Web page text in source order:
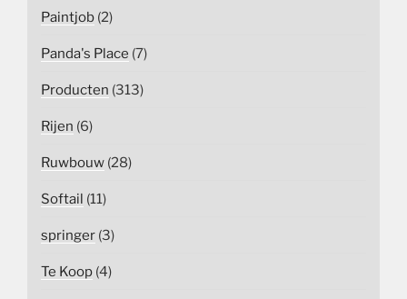
Paintjob (2)
Panda's Place (7)
Producten (313)
Rijen (6)
Ruwbouw (28)
Softail (11)
springer (3)
Te Koop (4)